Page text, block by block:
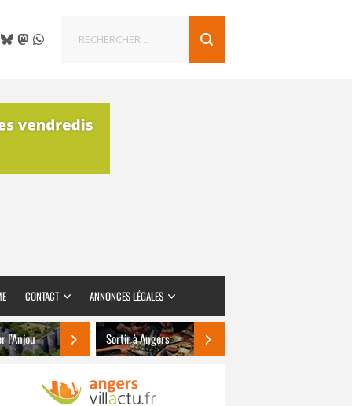
CONTACT ANNONCES LÉGALES
l’Anjou Sortir à Angers